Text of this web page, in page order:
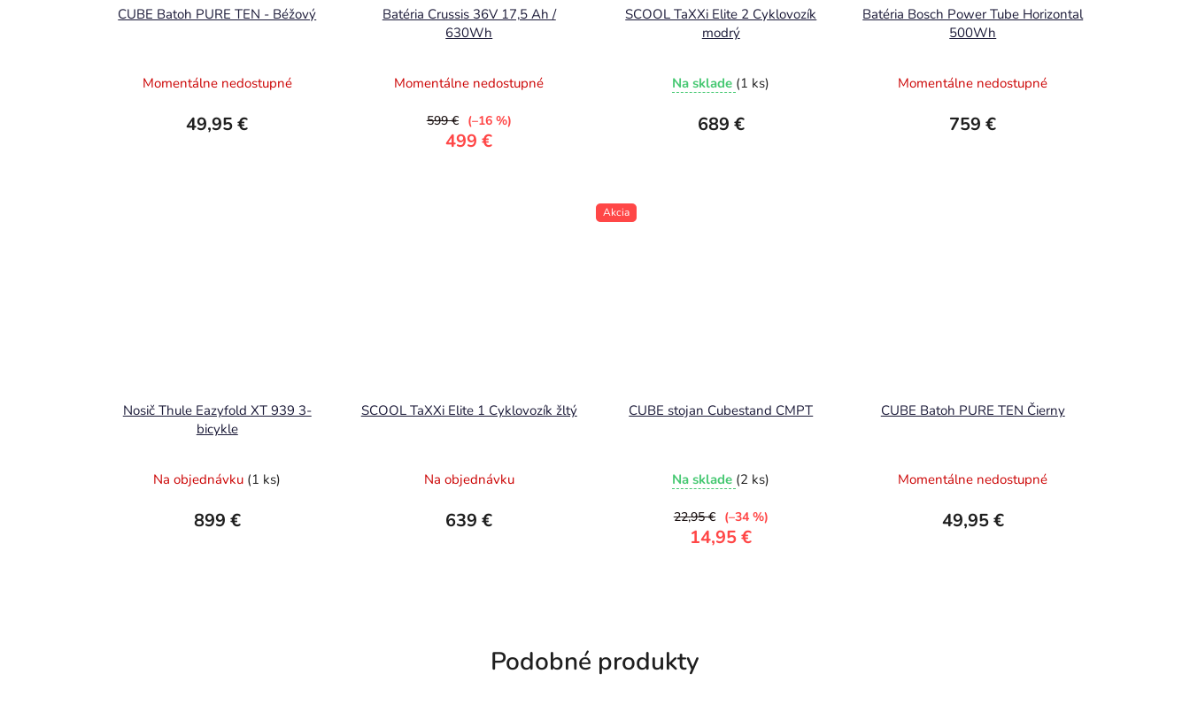
CUBE Batoh PURE TEN - Béžový
Momentálne nedostupné
49,95 €
Batéria Crussis 36V 17,5 Ah /
630Wh
Momentálne nedostupné
499 €
599 € (–16 %)
SCOOL TaXXi Elite 2 Cyklovozík
modrý
Na sklade (1 ks)
689 €
Batéria Bosch Power Tube Horizontal
500Wh
Momentálne nedostupné
759 €
Nosič Thule Eazyfold XT 939 3-
bicykle
Na objednávku (1 ks)
899 €
SCOOL TaXXi Elite 1 Cyklovozík žltý
Na objednávku
639 €
Akcia
CUBE stojan Cubestand CMPT
Na sklade (2 ks)
14,95 €
22,95 € (–34 %)
CUBE Batoh PURE TEN Čierny
Momentálne nedostupné
49,95 €
Podobné produkty